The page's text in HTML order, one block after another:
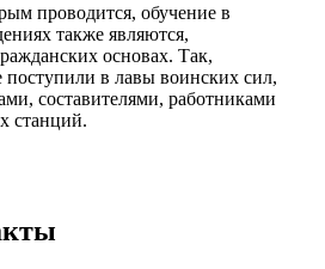
проводится, обучение в
также являются,
основах. Так,
в лавы воинских сил,
составителями, работниками
станций.